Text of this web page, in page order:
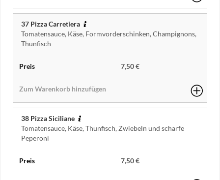
37 Pizza Carretiera
Tomatensauce, Käse, Formvorderschinken, Champignons,
Thunfisch
7,50 €
38 Pizza Siciliane
Tomatensauce, Käse, Thunfisch, Zwiebeln und scharfe
Peperoni
7,50 €